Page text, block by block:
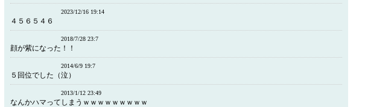
2023/12/16 19:14
４５６５４６
2018/7/28 23:7
顔が紫になった！！
2014/6/9 19:7
５回位でした（泣）
2013/1/12 23:49
なんかハマってしまうｗｗｗｗｗｗｗｗｗ